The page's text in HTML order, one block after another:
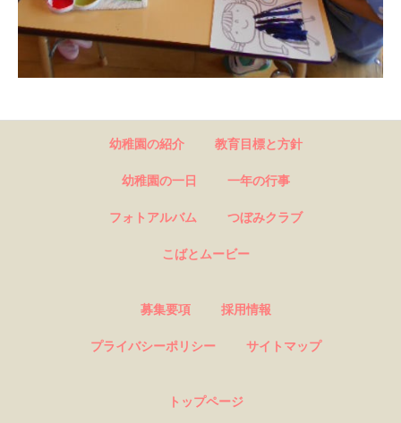
幼稚園の紹介 教育目標と方針
幼稚園の一日 一年の行事
フォトアルバム つぼみクラブ
こばとムービー
募集要項 採用情報
プライバシーポリシー サイトマップ
トップページ